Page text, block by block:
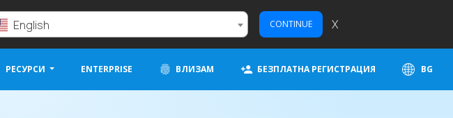
English CONTINUE X
РЕСУРСИ ENTERPRISE ВЛИЗАМ БЕЗПЛАТНА РЕГИСТРАЦИЯ BG